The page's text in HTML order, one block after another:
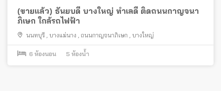
(ขายแล้ว) ธันยบดี บางใหญ่ ทำเลดี ติดถนนกาญจนา
ภิเษก ใกล้รถไฟฟ้า
นนทบุรี บางแม่นาง ถนนกาญจนาภิเษก บางใหญ่
6 ห้องนอน 5 ห้องน้ำ